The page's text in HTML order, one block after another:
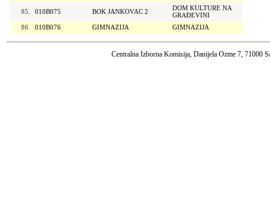
85. 010B075 BOK JANKOVAC 2
DOM KULTURE NA
GRAĐEVINI
86.
010B076 GIMNAZIJA GIMNAZIJA
Centralna Izborna Komisija, Danijela Ozme 7, 71000